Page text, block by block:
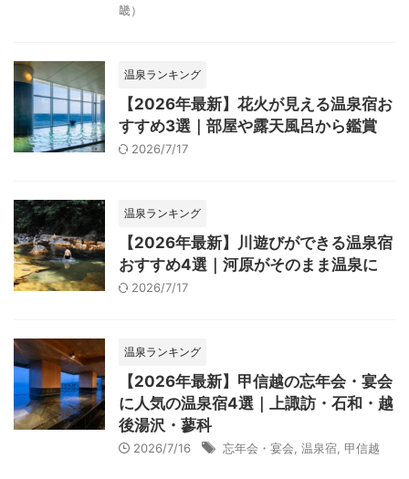
畿）
温泉ランキング
【2026年最新】花火が見える温泉宿お
すすめ3選｜部屋や露天風呂から鑑賞
2026/7/17
温泉ランキング
【2026年最新】川遊びができる温泉宿
おすすめ4選｜河原がそのまま温泉に
2026/7/17
温泉ランキング
【2026年最新】甲信越の忘年会・宴会
に人気の温泉宿4選｜上諏訪・石和・越
後湯沢・蓼科
2026/7/16 忘年会・宴会 温泉宿 甲信越